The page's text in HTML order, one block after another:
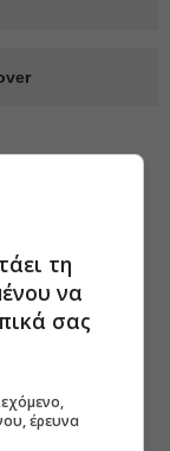
τη
να
σας
έρευνα